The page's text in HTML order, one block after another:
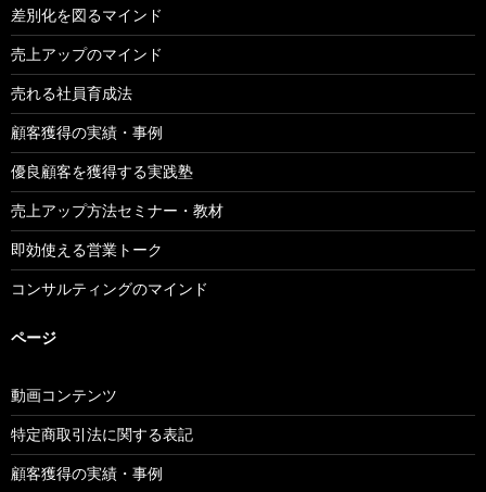
差別化を図るマインド
売上アップのマインド
売れる社員育成法
顧客獲得の実績・事例
優良顧客を獲得する実践塾
売上アップ方法セミナー・教材
即効使える営業トーク
コンサルティングのマインド
ページ
動画コンテンツ
特定商取引法に関する表記
顧客獲得の実績・事例